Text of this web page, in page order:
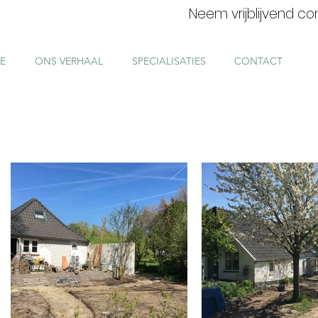
Neem vrijblijvend
ONS VERHAAL SPECIALISATIES CONTACT